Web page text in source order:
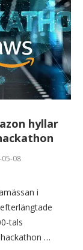
hyllar
08
i
tals
…